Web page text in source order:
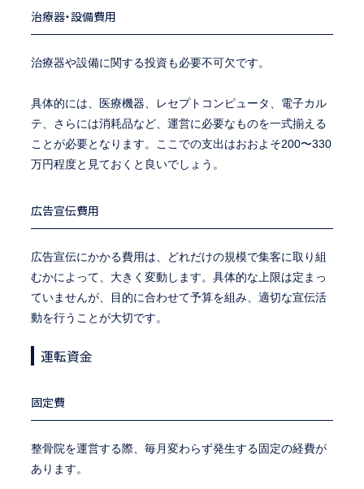
治療器・設備費用
治療器や設備に関する投資も必要不可欠です。
具体的には、医療機器、レセプトコンピュータ、電子カル
テ、さらには消耗品など、運営に必要なものを一式揃える
ことが必要となります。ここでの支出はおおよそ200〜330
万円程度と見ておくと良いでしょう。
広告宣伝費用
広告宣伝にかかる費用は、どれだけの規模で集客に取り組
むかによって、大きく変動します。具体的な上限は定まっ
ていませんが、目的に合わせて予算を組み、適切な宣伝活
動を行うことが大切です。
運転資金
固定費
整骨院を運営する際、毎月変わらず発生する固定の経費が
あります。